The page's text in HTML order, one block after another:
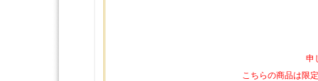
申
こちらの商品は限